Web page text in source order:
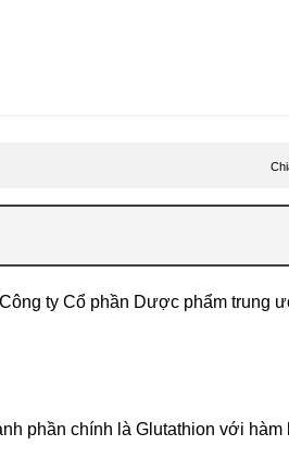
ty Cổ phần Dược phẩm trung
phần chính là Glutathion với